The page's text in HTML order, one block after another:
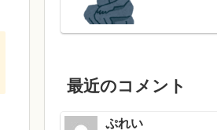
最近のコメント
ぷれい